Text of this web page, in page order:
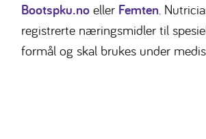
Bootspku.no eller Femten.
registrerte næringsmidler til
formål og skal brukes under